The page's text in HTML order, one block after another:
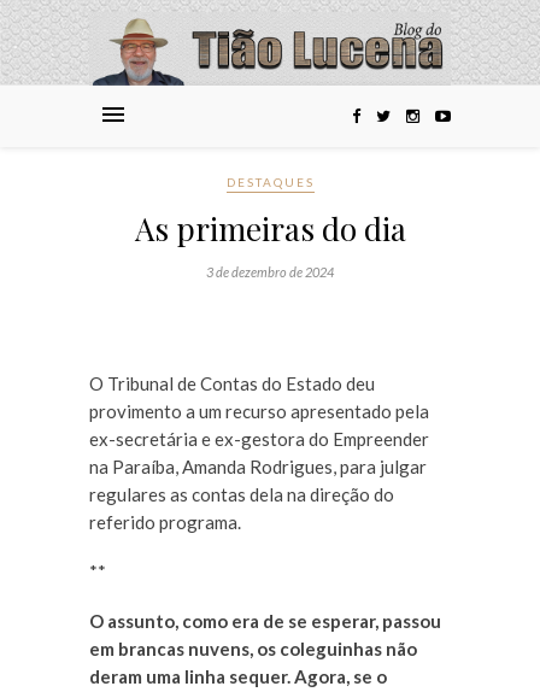
DESTAQUES
As primeiras do dia
3 de dezembro de 2024
O Tribunal de Contas do Estado deu
provimento a um recurso apresentado pela
ex-secretária e ex-gestora do Empreender
na Paraíba, Amanda Rodrigues, para julgar
regulares as contas dela na direção do
referido programa.
**
O assunto, como era de se esperar, passou
em brancas nuvens, os coleguinhas não
deram uma linha sequer. Agora, se o